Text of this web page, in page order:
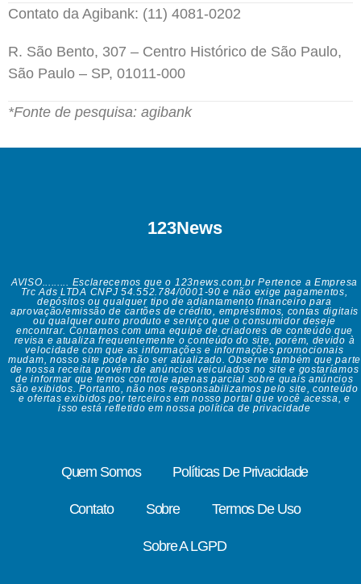
Contato da Agibank: (11) 4081-0202
R. São Bento, 307 – Centro Histórico de São Paulo,
São Paulo – SP, 01011-000
*Fonte de pesquisa: agibank
123News
AVISO......... Esclarecemos que o 123news.com.br Pertence a Empresa
Trc Ads LTDA CNPJ 54.552.784/0001-90 e não exige pagamentos,
depósitos ou qualquer tipo de adiantamento financeiro para
aprovação/emissão de cartões de crédito, empréstimos, contas digitais
ou qualquer outro produto e serviço que o consumidor deseje
encontrar. Contamos com uma equipe de criadores de conteúdo que
revisa e atualiza frequentemente o conteúdo do site, porém, devido à
velocidade com que as informações e informações promocionais
mudam, nosso site pode não ser atualizado. Observe também que parte
de nossa receita provém de anúncios veiculados no site e gostaríamos
de informar que temos controle apenas parcial sobre quais anúncios
são exibidos. Portanto, não nos responsabilizamos pelo site, conteúdo
e ofertas exibidos por terceiros em nosso portal que você acessa, e
isso está refletido em nossa política de privacidade
Quem Somos Políticas De Privacidade
Contato Sobre Termos De Uso
Sobre A LGPD